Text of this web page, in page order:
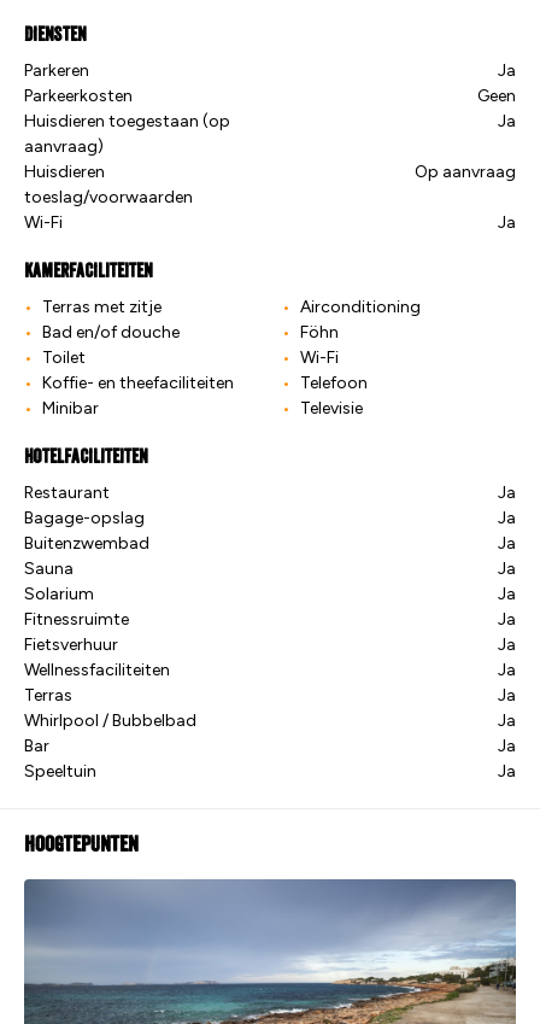
Diensten
Parkeren
Ja
Parkeerkosten
Geen
Huisdieren toegestaan (op
aanvraag)
Ja
Huisdieren
toeslag/voorwaarden
Op aanvraag
Wi-Fi Ja
Kamerfaciliteiten
Terras met zitje
Airconditioning
Bad en/of douche
Föhn
Toilet
Wi-Fi
Koffie- en theefaciliteiten
Telefoon
Minibar
Televisie
Hotelfaciliteiten
Restaurant
Ja
Bagage-opslag
Ja
Buitenzwembad
Ja
Sauna
Ja
Solarium
Ja
Fitnessruimte
Ja
Fietsverhuur
Ja
Wellnessfaciliteiten
Ja
Terras
Ja
Whirlpool / Bubbelbad
Ja
Bar
Ja
Speeltuin
Ja
Hoogtepunten